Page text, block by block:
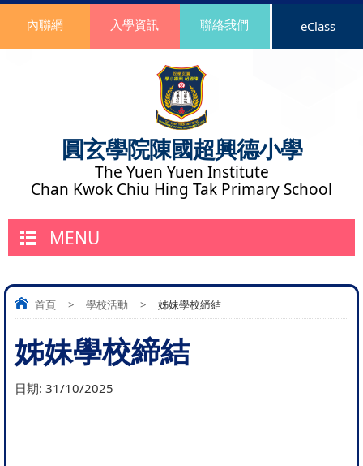
圓玄學院陳國超興德小學
The Yuen Yuen Institute
Chan Kwok Chiu Hing Tak Primary School
內聯網 入學資訊 聯絡我們 eClass
MENU
首頁 > 學校活動 > 姊妹學校締結
姊妹學校締結
日期: 31/10/2025